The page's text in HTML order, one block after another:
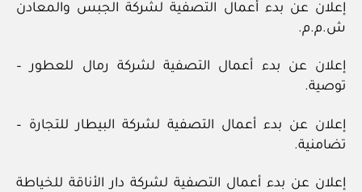
إعلان عن بدء أعمال التصفية لشركة الجبس والمعادن
ش.م.م.
إعلان عن بدء أعمال التصفية لشركة رمال للعطور –
توصية.
إعلان عن بدء أعمال التصفية لشركة البيطار للتجارة –
تضامنية.
إعلان عن بدء أعمال التصفية لشركة دار الأناقة للخياطة